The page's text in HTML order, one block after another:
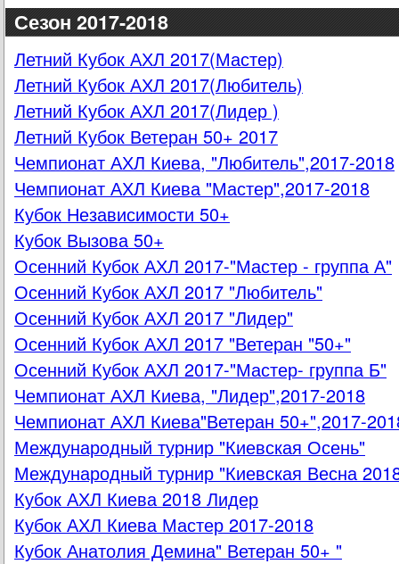
Сезон 2017-2018
Летний Кубок АХЛ 2017(Мастер)
Летний Кубок АХЛ 2017(Любитель)
Летний Кубок АХЛ 2017(Лидер )
Летний Кубок Ветеран 50+ 2017
Чемпионат АХЛ Киева, "Любитель",2017-2018
Чемпионат АХЛ Киева "Мастер",2017-2018
Кубок Независимости 50+
Кубок Вызова 50+
Осенний Кубок АХЛ 2017-"Мастер - группа А"
Осенний Кубок АХЛ 2017 "Любитель"
Осенний Кубок АХЛ 2017 "Лидер"
Осенний Кубок АХЛ 2017 "Ветеран "50+"
Осенний Кубок АХЛ 2017-"Мастер- группа Б"
Чемпионат АХЛ Киева, "Лидер",2017-2018
Чемпионат АХЛ Киева"Ветеран 50+",2017-
Международный турнир "Киевская Осень"
Международный турнир "Киевская Весна
Кубок АХЛ Киева 2018 Лидер
Кубок АХЛ Киева Мастер 2017-2018
Кубок Анатолия Демина" Ветеран 50+ "